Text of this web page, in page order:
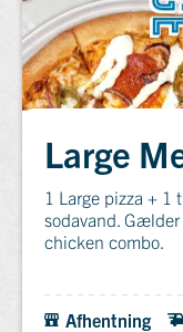
Large
1 Large pizza + 1
sodavand.
chicken combo.
Afhentning